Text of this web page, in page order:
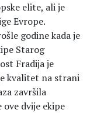
elite, ali je
Evrope.
godine kada je
Starog
Fradija je
kvalitet na strani
završila
ove dvije ekipe